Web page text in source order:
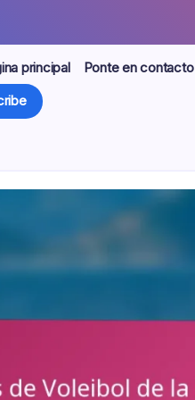
principal Ponte en contacto